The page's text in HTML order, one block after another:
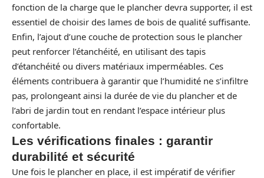
fonction de la charge que le plancher devra supporter, il est
essentiel de choisir des lames de bois de qualité suffisante.
Enfin, l’ajout d’une couche de protection sous le plancher
peut renforcer l’étanchéité, en utilisant des tapis
d’étanchéité ou divers matériaux imperméables. Ces
éléments contribuera à garantir que l’humidité ne s’infiltre
pas, prolongeant ainsi la durée de vie du plancher et de
l’abri de jardin tout en rendant l’espace intérieur plus
confortable.
Les vérifications finales : garantir
durabilité et sécurité
Une fois le plancher en place, il est impératif de vérifier